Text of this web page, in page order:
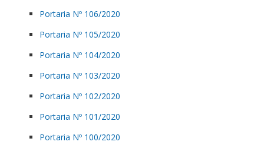
Portaria Nº 106/2020
Portaria Nº 105/2020
Portaria Nº 104/2020
Portaria Nº 103/2020
Portaria Nº 102/2020
Portaria Nº 101/2020
Portaria Nº 100/2020